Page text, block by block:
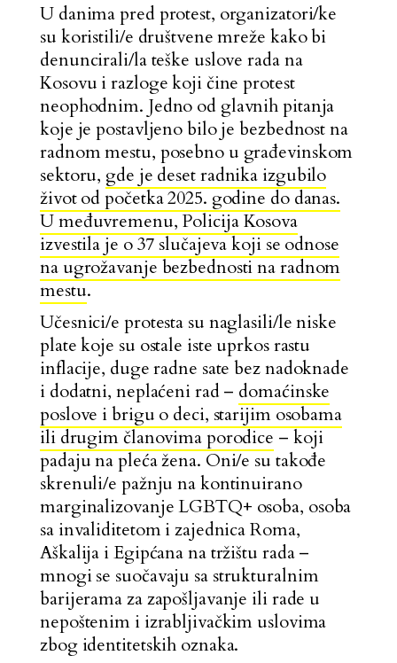
U danima pred protest, organizatori/ke
su koristili/e društvene mreže kako bi
denuncirali/la teške uslove rada na
Kosovu i razloge koji čine protest
neophodnim. Jedno od glavnih pitanja
koje je postavljeno bilo je bezbednost na
radnom mestu, posebno u građevinskom
sektoru, gde je deset radnika izgubilo
život od početka 2025. godine do danas.
U međuvremenu, Policija Kosova
izvestila je o 37 slučajeva koji se odnose
na ugrožavanje bezbednosti na radnom
mestu.
Učesnici/e protesta su naglasili/le niske
plate koje su ostale iste uprkos rastu
inflacije, duge radne sate bez nadoknade
i dodatni, neplaćeni rad – domaćinske
poslove i brigu o deci, starijim osobama
ili drugim članovima porodice – koji
padaju na pleća žena. Oni/e su takođe
skrenuli/e pažnju na kontinuirano
marginalizovanje LGBTQ+ osoba, osoba
sa invaliditetom i zajednica Roma,
Aškalija i Egipćana na tržištu rada –
mnogi se suočavaju sa strukturalnim
barijerama za zapošljavanje ili rade u
nepoštenim i izrabljivačkim uslovima
zbog identitetskih oznaka.